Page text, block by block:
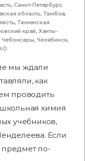
,Санкт-Петербург,
область, Тамбов,
,Тюменская
край, Ханты-
Чебоксары,Челябинск,
мы ждали
как
проводить
химия
учебников,
Если
предмет по-